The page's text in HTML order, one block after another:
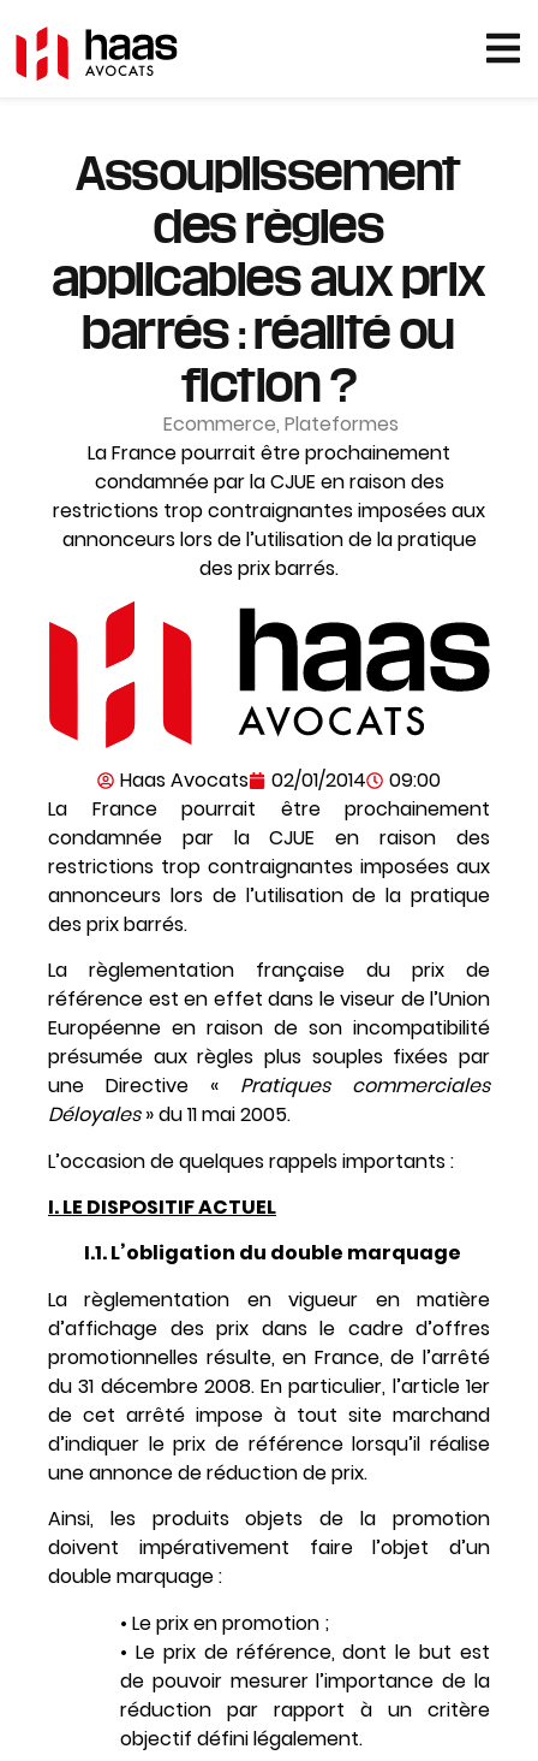
Assouplissement
des règles
applicables aux prix
barrés : réalité ou
fiction ?
Ecommerce, Plateformes
La France pourrait être prochainement
condamnée par la CJUE en raison des
restrictions trop contraignantes imposées aux
annonceurs lors de l’utilisation de la pratique
des prix barrés.
Haas Avocats 02/01/2014
09:00
La France pourrait être prochainement
condamnée par la CJUE en raison des
restrictions trop contraignantes imposées aux
annonceurs lors de l’utilisation de la pratique
des prix barrés.
La règlementation française du prix de
référence est en effet dans le viseur de l’Union
Européenne en raison de son incompatibilité
présumée aux règles plus souples fixées par
une Directive « Pratiques commerciales
Déloyales» du 11 mai 2005.
L’occasion de quelques rappels importants :
I. LE DISPOSITIF ACTUEL
I.1. L’obligation du double marquage
La règlementation en vigueur en matière
d’affichage des prix dans le cadre d’offres
promotionnelles résulte, en France, de l’arrêté
du 31 décembre 2008. En particulier, l’article 1er
de cet arrêté impose à tout site marchand
d’indiquer le prix de référence lorsqu’il réalise
une annonce de réduction de prix.
Ainsi, les produits objets de la promotion
doivent impérativement faire l’objet d’un
double marquage :
• Le prix en promotion ;
• Le prix de référence, dont le but est
de pouvoir mesurer l’importance de la
réduction par rapport à un critère
objectif défini légalement.